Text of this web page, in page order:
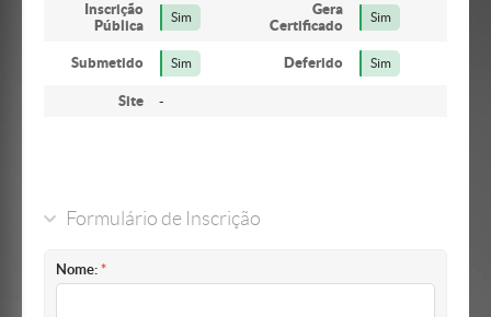
Inscrição
Pública
Sim
Gera
Certificado
Sim
Submetido Sim Deferido Sim
Site -
Formulário de Inscrição
Nome: